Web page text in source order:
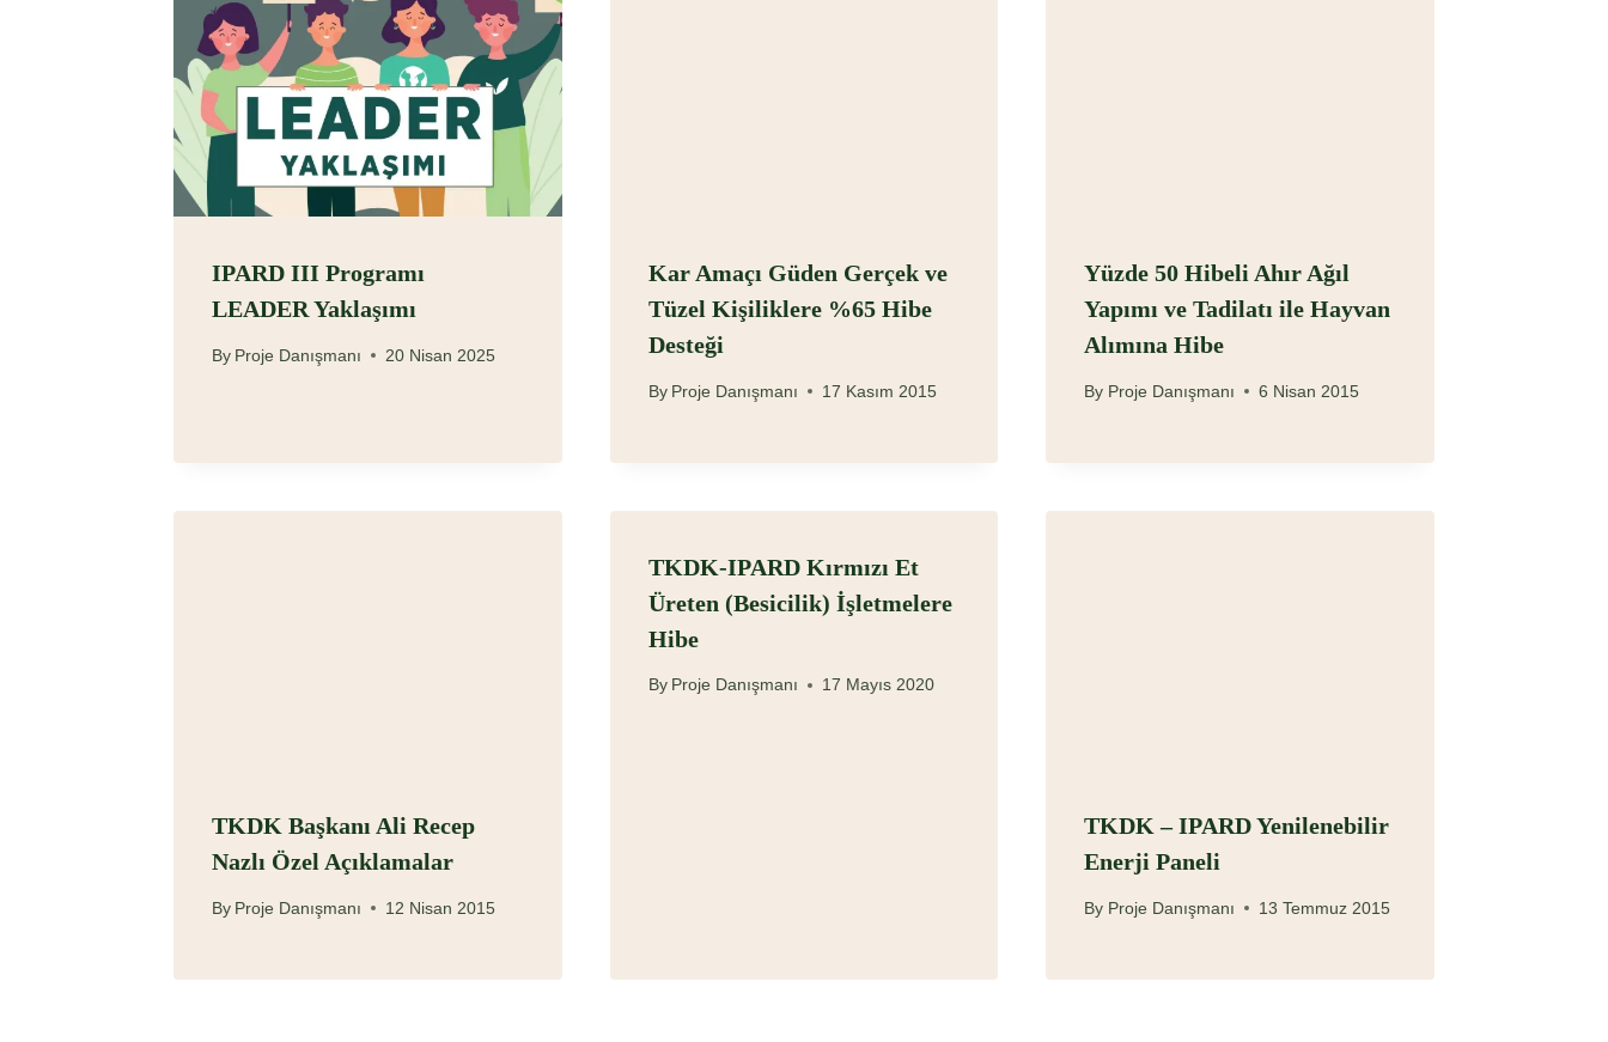
IPARD III Programı
LEADER Yaklaşımı
By Proje Danışmanı 20 Nisan 2025
Kar Amaçı Güden Gerçek ve
Tüzel Kişiliklere %65 Hibe
Desteği
By Proje Danışmanı 17 Kasım 2015
Yüzde 50 Hibeli Ahır Ağıl
Yapımı ve Tadilatı ile Hayvan
Alımına Hibe
By Proje Danışmanı 6 Nisan 2015
TKDK Başkanı Ali Recep
Nazlı Özel Açıklamalar
By Proje Danışmanı 12 Nisan 2015
TKDK-IPARD Kırmızı Et
Üreten (Besicilik) İşletmelere
Hibe
By Proje Danışmanı 17 Mayıs 2020
TKDK – IPARD Yenilenebilir
Enerji Paneli
By Proje Danışmanı 13 Temmuz 2015